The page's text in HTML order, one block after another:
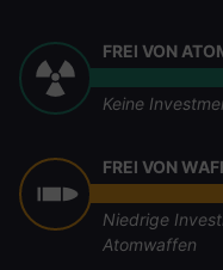
FREI VON
Keine
FREI VON
Niedrige
Atomwaffen